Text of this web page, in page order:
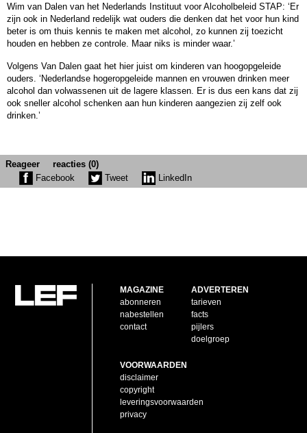
Wim van Dalen van het Nederlands Instituut voor Alcoholbeleid STAP: ‘Er
zijn ook in Nederland redelijk wat ouders die denken dat het voor hun kind
beter is om thuis kennis te maken met alcohol, zo kunnen zij toezicht
houden en hebben ze controle. Maar niks is minder waar.’
Volgens Van Dalen gaat het hier juist om kinderen van hoogopgeleide
ouders. ‘Nederlandse hogeropgeleide mannen en vrouwen drinken meer
alcohol dan volwassenen uit de lagere klassen. Er is dus een kans dat zij
ook sneller alcohol schenken aan hun kinderen aangezien zij zelf ook
drinken.’
Reageer
reacties (0)
Facebook
Tweet LinkedIn
MAGAZINE
abonneren
nabestellen
contact
ADVERTEREN
tarieven
facts
pijlers
doelgroep
VOORWAARDEN
disclaimer
copyright
leveringsvoorwaarden
privacy